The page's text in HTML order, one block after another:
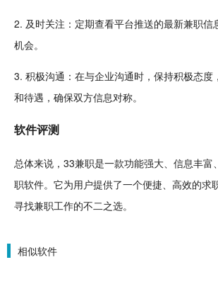
2. 及时关注：定期查看平台推送的最新兼职信
机会。
3. 积极沟通：在与企业沟通时，保持积极态度
和待遇，确保双方信息对称。
软件评测
总体来说，33兼职是一款功能强大、信息丰富
职软件。它为用户提供了一个便捷、高效的求
寻找兼职工作的不二之选。
相似软件